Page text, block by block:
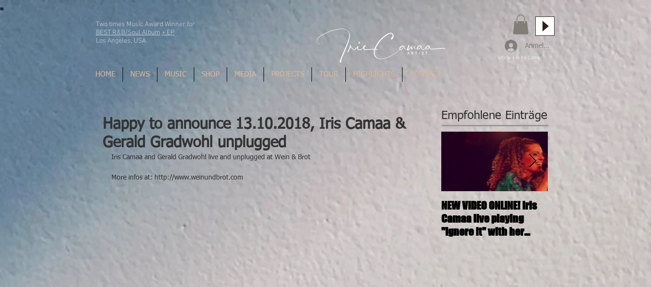
Two times Music Award Winner for
BEST R&B/Soul Album + EP
Los Angeles, USA
Anmelden
official site Iris Camaa
HOME NEWS MUSIC SHOP MEDIA PROJECTS TOUR HIGHLIGHTS CONTACT
Happy to announce 13.10.2018, Iris Camaa &
Gerald Gradwohl unplugged
Iris Camaa and Gerald Gradwohl live and unplugged at Wein & Brot
More infos at: http://www.weinundbrot.com
Empfohlene Einträge
NEW VIDEO ONLINE! Iris
Camaa live playing
"Ignore it" with her
26.11.2016, 20:00, IRIS
CAMAA 4tett @ SOSHANA